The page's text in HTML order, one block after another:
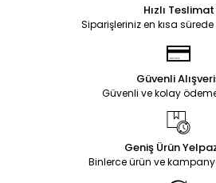
Hızlı Teslimat
Siparişleriniz en kısa sürede
Güvenli
Güvenli ve kolay
Geniş Ürün
Binlerce ürün ve